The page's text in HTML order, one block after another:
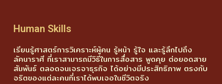
Human Skills
เรียนรู้ศาสตร์การวิเคราะห์ผู้คน รู้หน้า รู้ใจ และรู้ลึกไปถึง
ลัคนาราศี ที่เราสามารถมีวิธีในการสื่อสาร พูดคุย ต่อยอดสาย
สัมพันธ์ ตลอดจนเจรจาธุรกิจ ได้อย่างมีประสิทธิภาพ ตรงกับ
จริตของแต่ละคนที่เราได้พบเจอในชีวิตจริง